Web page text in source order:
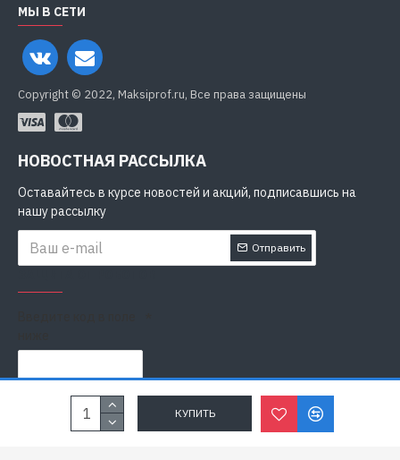
КУПИТЬ
МЫ В СЕТИ
Copyright © 2022, Maksiprof.ru, Все права защищены
НОВОСТНАЯ РАССЫЛКА
Оставайтесь в курсе новостей и акций, подписавшись на
нашу рассылку
Отправить
Я прочитал Политика конфиденциальности
и согласен с
условиями безопасности и обработки персональных данных